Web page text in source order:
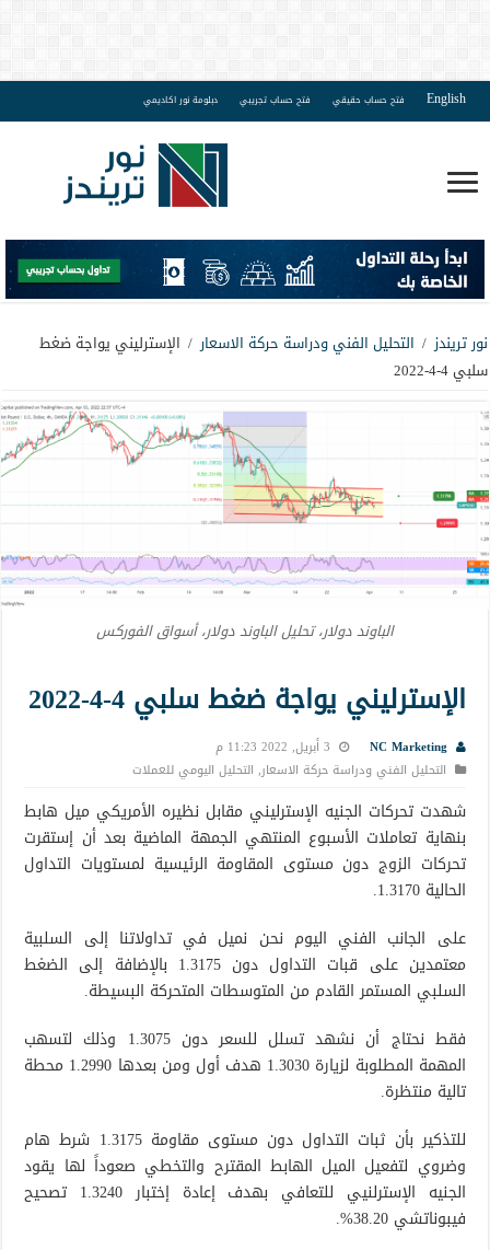
English فتح حساب حقيقي فتح حساب تجريبي دبلومة نور اكاديمي
نور تريندز / التحليل الفني ودراسة حركة الاسعار / الإسترليني يواجة ضغط
سلبي 4-4-2022
الباوند دولار، تحليل الباوند دولار، أسواق الفوركس
الإسترليني يواجة ضغط سلبي 4-4-2022
NC Marketing
3 أبريل, 2022 11:23 م
التحليل الفني ودراسة حركة الاسعار, التحليل اليومي للعملات
شهدت تحركات الجنيه الإسترليني مقابل نظيره الأمريكي ميل هابط
بنهاية تعاملات الأسبوع المنتهي الجمهة الماضية بعد أن إستقرت
تحركات الزوج دون مستوى المقاومة الرئيسية لمستويات التداول
الحالية 1.3170.
على الجانب الفني اليوم نحن نميل في تداولاتنا إلى السلبية
معتمدين على قبات التداول دون 1.3175 بالإضافة إلى الضغط
السلبي المستمر القادم من المتوسطات المتحركة البسيطة.
فقط نحتاج أن نشهد تسلل للسعر دون 1.3075 وذلك لتسهب
المهمة المطلوبة لزيارة 1.3030 هدف أول ومن بعدها 1.2990 محطة
تالية منتظرة.
للتذكير بأن ثبات التداول دون مستوى مقاومة 1.3175 شرط هام
وضروي لتفعيل الميل الهابط المقترح والتخطي صعوداً لها يقود
الجنيه الإسترلنيي للتعافي بهدف إعادة إختبار 1.3240 تصحيح
فيبوناتشي 38.20%.